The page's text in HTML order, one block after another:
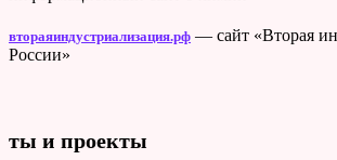
втораяиндустриализация.рф — сайт «Вторая
России»
ты и проекты